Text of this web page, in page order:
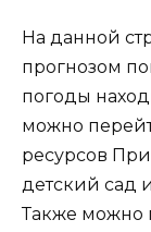
На данной
прогнозом
погоды
можно
ресурсов
детский сад
Также можно